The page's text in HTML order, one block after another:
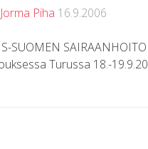
Jorma Piha 16.9.2006
SUOMEN
Turussa 18.-